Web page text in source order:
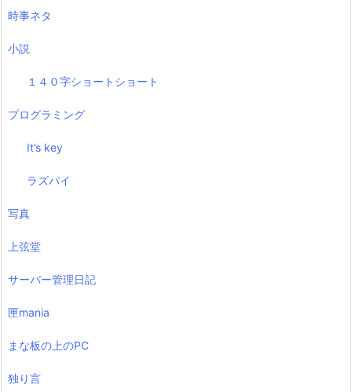
時事ネタ
小説
１４０字ショートショート
プログラミング
It’s key
ラズパイ
写真
上弦堂
サーバー管理日記
匣mania
まな板の上のPC
独り言